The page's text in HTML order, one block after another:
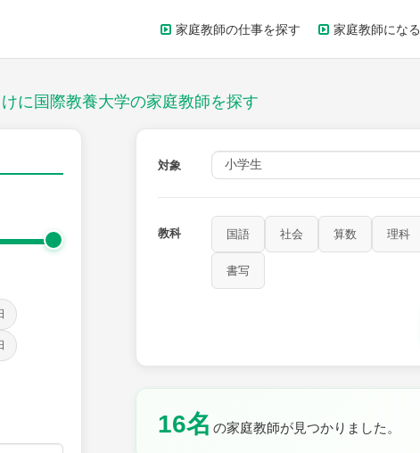
家庭教師の仕事を探す 家庭教師になる
に国際教養大学の家庭教師を探す
対象
教科 国語 社会 算数 理科
書写
16名 の家庭教師が見つかりました。
保健・体育 図画工作 書写
土曜日 日曜日